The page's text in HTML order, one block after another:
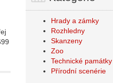
Hrady a zámky
Rozhledny
Skanzeny
Zoo
Technické památky
Přírodní scenérie